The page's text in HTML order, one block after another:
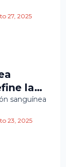
27, 2025
la
sanguínea
23, 2025